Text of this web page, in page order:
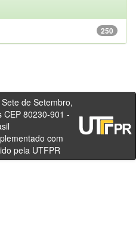
250
Setembro,
CEP 80230-901 -
- Brasil
com
pela UTFPR